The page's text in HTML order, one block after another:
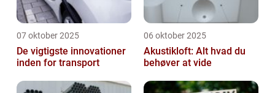
07 oktober 2025
De vigtigste innovationer
inden for transport
06 oktober 2025
Akustikloft: Alt hvad du
behøver at vide